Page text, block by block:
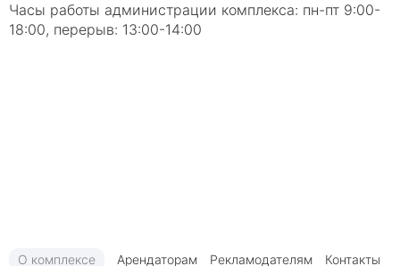
Часы работы администрации комплекса: пн-пт 9:00-
18:00, перерыв: 13:00-14:00
О комплексе Арендаторам Рекламодателям Контакты